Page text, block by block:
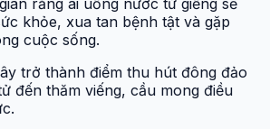
rằng ai uống nước từ giếng sẽ
khỏe, xua tan bệnh tật và gặp
cuộc sống.
trở thành điểm thu hút đông đảo
đến thăm viếng, cầu mong điều